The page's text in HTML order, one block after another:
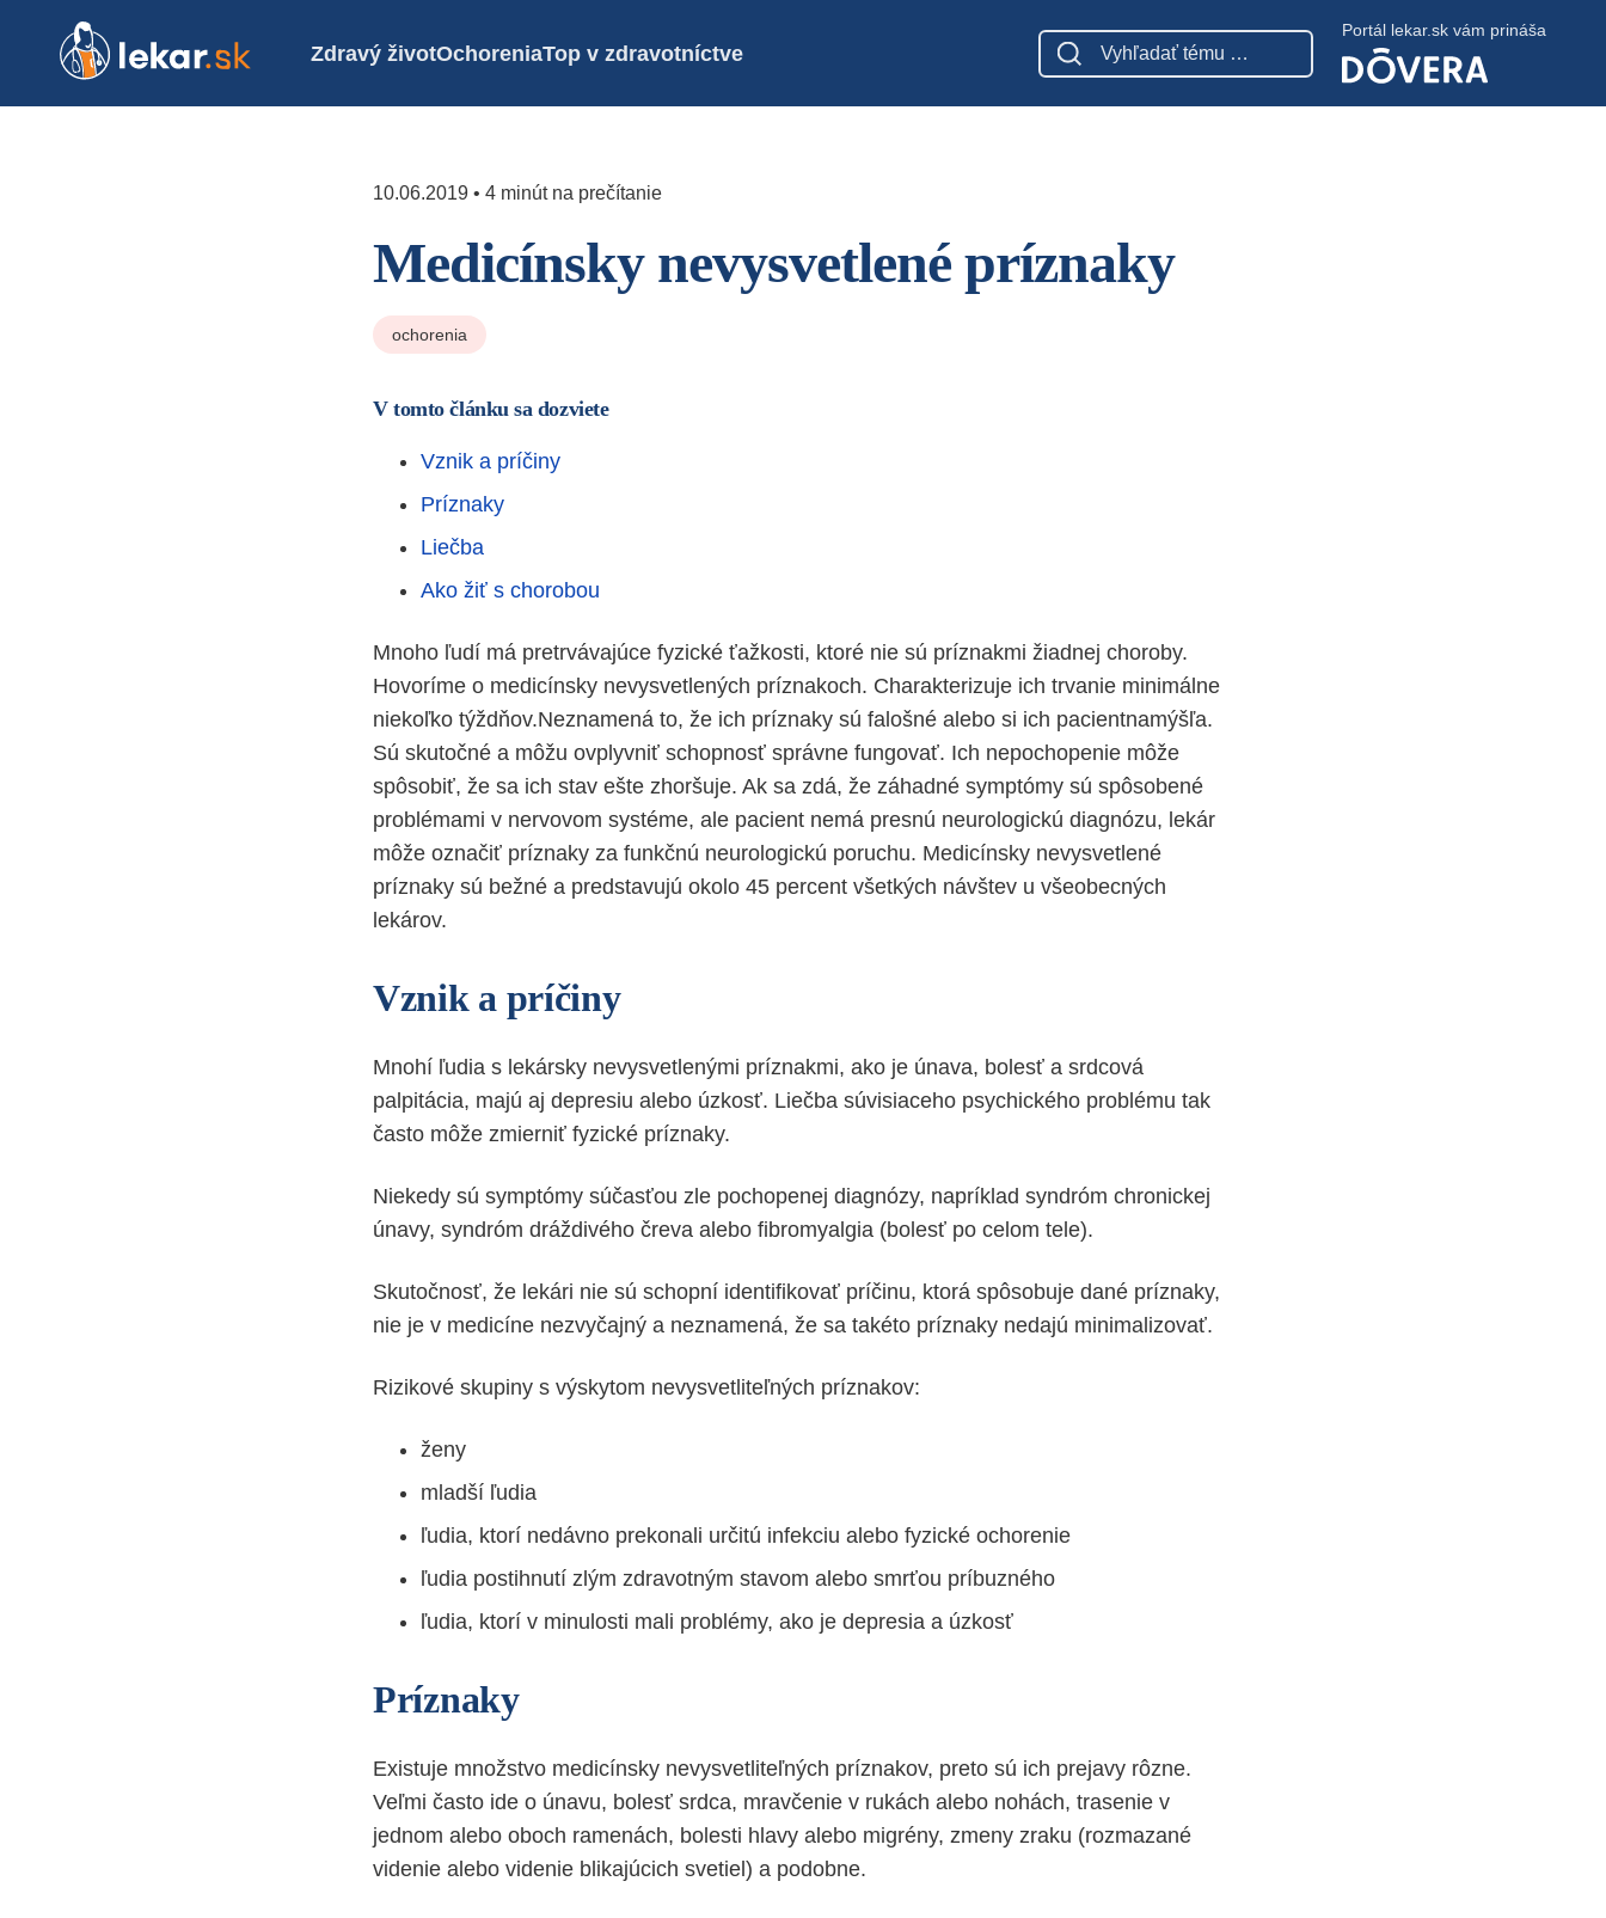
Zdravý životOchoreniaTop v zdravotníctve
Portál lekar.sk vám prináša
10.06.2019 • 4 minút na prečítanie
Medicínsky nevysvetlené príznaky
ochorenia
V tomto článku sa dozviete
Vznik a príčiny
Príznaky
Liečba
Ako žiť s chorobou
Mnoho ľudí má pretrvávajúce fyzické ťažkosti, ktoré nie sú príznakmi žiadnej choroby.
Hovoríme o medicínsky nevysvetlených príznakoch. Charakterizuje ich trvanie minimálne
niekoľko týždňov.Neznamená to, že ich príznaky sú falošné alebo si ich pacientnamýšľa.
Sú skutočné a môžu ovplyvniť schopnosť správne fungovať. Ich nepochopenie môže
spôsobiť, že sa ich stav ešte zhoršuje. Ak sa zdá, že záhadné symptómy sú spôsobené
problémami v nervovom systéme, ale pacient nemá presnú neurologickú diagnózu, lekár
môže označiť príznaky za funkčnú neurologickú poruchu. Medicínsky nevysvetlené
príznaky sú bežné a predstavujú okolo 45 percent všetkých návštev u všeobecných
lekárov.
Vznik a príčiny
Mnohí ľudia s lekársky nevysvetlenými príznakmi, ako je únava, bolesť a srdcová
palpitácia, majú aj depresiu alebo úzkosť. Liečba súvisiaceho psychického problému tak
často môže zmierniť fyzické príznaky.
Niekedy sú symptómy súčasťou zle pochopenej diagnózy, napríklad syndróm chronickej
únavy, syndróm dráždivého čreva alebo fibromyalgia (bolesť po celom tele).
Skutočnosť, že lekári nie sú schopní identifikovať príčinu, ktorá spôsobuje dané príznaky,
nie je v medicíne nezvyčajný a neznamená, že sa takéto príznaky nedajú minimalizovať.
Rizikové skupiny s výskytom nevysvetliteľných príznakov:
ženy
mladší ľudia
ľudia, ktorí nedávno prekonali určitú infekciu alebo fyzické ochorenie
ľudia postihnutí zlým zdravotným stavom alebo smrťou príbuzného
ľudia, ktorí v minulosti mali problémy, ako je depresia a úzkosť
Príznaky
Existuje množstvo medicínsky nevysvetliteľných príznakov, preto sú ich prejavy rôzne.
Veľmi často ide o únavu, bolesť srdca, mravčenie v rukách alebo nohách, trasenie v
jednom alebo oboch ramenách, bolesti hlavy alebo migrény, zmeny zraku (rozmazané
videnie alebo videnie blikajúcich svetiel) a podobne.